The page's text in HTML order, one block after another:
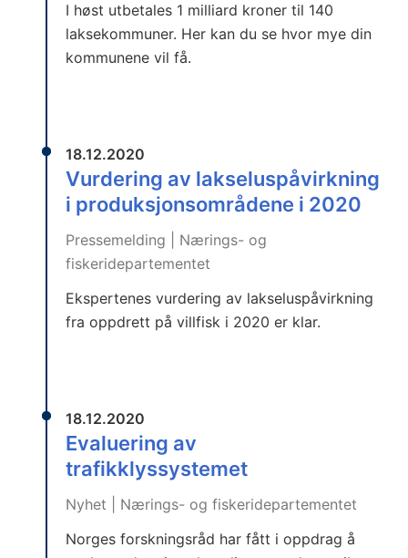
I høst utbetales 1 milliard kroner til 140
laksekommuner. Her kan du se hvor mye din
kommunene vil få.
18.12.2020
Vurdering av lakseluspåvirkning
i produksjonsområdene i 2020
Pressemelding | Nærings- og
fiskeridepartementet
Ekspertenes vurdering av lakseluspåvirkning
fra oppdrett på villfisk i 2020 er klar.
18.12.2020
Evaluering av
trafikklyssystemet
Nyhet | Nærings- og fiskeridepartementet
Norges forskningsråd har fått i oppdrag å